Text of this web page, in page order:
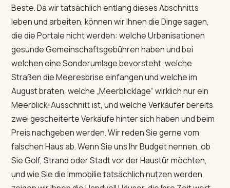
Beste. Da wir tatsächlich entlang dieses Abschnitts
leben und arbeiten, können wir Ihnen die Dinge sagen,
die die Portale nicht werden: welche Urbanisationen
gesunde Gemeinschaftsgebühren haben und bei
welchen eine Sonderumlage bevorsteht, welche
Straßen die Meeresbrise einfangen und welche im
August braten, welche „Meerblicklage“ wirklich nur ein
Meerblick-Ausschnitt ist, und welche Verkäufer bereits
zwei gescheiterte Verkäufe hinter sich haben und beim
Preis nachgeben werden. Wir reden Sie gerne vom
falschen Haus ab. Wenn Sie uns Ihr Budget nennen, ob
Sie Golf, Strand oder Stadt vor der Haustür möchten,
und wie Sie die Immobilie tatsächlich nutzen werden,